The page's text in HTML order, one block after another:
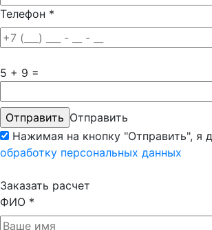
Телефон *
5 + 9 =
Отправить
Нажимая на кнопку "Отправить", я
обработку персональных данных
Заказать расчет
ФИО *